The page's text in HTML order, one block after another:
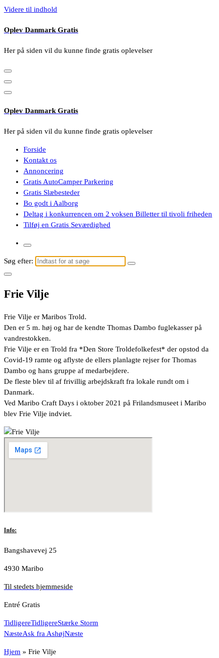
Videre til indhold
Oplev Danmark Gratis
Her på siden vil du kunne finde gratis oplevelser
Oplev Danmark Gratis
Her på siden vil du kunne finde gratis oplevelser
Forside
Kontakt os
Annoncering
Gratis AutoCamper Parkering
Gratis Slæbesteder
Bo godt i Aalborg
Deltag i konkurrencen om 2 voksen Billetter til tivoli friheden
Tilføj en Gratis Seværdighed
Søg efter:
Frie Vilje
Frie Vilje er Maribos Trold.
Den er 5 m. høj og har de kendte Thomas Dambo fuglekasser på
vandrestokken.
Frie Vilje er en Trold fra *Den Store Troldefolkefest* der opstod da
Covid-19 ramte og aflyste de ellers planlagte rejser for Thomas
Dambo og hans gruppe af medarbejdere.
De fleste blev til af frivillig arbejdskraft fra lokale rundt om i
Danmark.
Ved Maribo Craft Days i oktober 2021 på Frilandsmuseet i Maribo
blev Frie Vilje indviet.
Info:
Bangshavevej 25
4930 Maribo
Til stedets hjemmeside
Entré Gratis
TidligereTidligereStærke Storm
NæsteAsk fra AshøjNæste
Hjem » Frie Vilje